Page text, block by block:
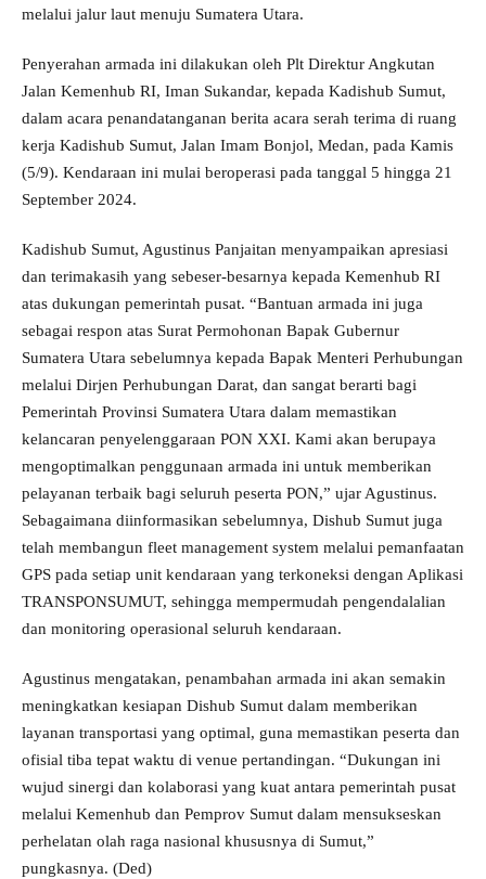
melalui jalur laut menuju Sumatera Utara.
Penyerahan armada ini dilakukan oleh Plt Direktur Angkutan
Jalan Kemenhub RI, Iman Sukandar, kepada Kadishub Sumut,
dalam acara penandatanganan berita acara serah terima di ruang
kerja Kadishub Sumut, Jalan Imam Bonjol, Medan, pada Kamis
(5/9). Kendaraan ini mulai beroperasi pada tanggal 5 hingga 21
September 2024.
Kadishub Sumut, Agustinus Panjaitan menyampaikan apresiasi
dan terimakasih yang sebeser-besarnya kepada Kemenhub RI
atas dukungan pemerintah pusat. “Bantuan armada ini juga
sebagai respon atas Surat Permohonan Bapak Gubernur
Sumatera Utara sebelumnya kepada Bapak Menteri Perhubungan
melalui Dirjen Perhubungan Darat, dan sangat berarti bagi
Pemerintah Provinsi Sumatera Utara dalam memastikan
kelancaran penyelenggaraan PON XXI. Kami akan berupaya
mengoptimalkan penggunaan armada ini untuk memberikan
pelayanan terbaik bagi seluruh peserta PON,” ujar Agustinus.
Sebagaimana diinformasikan sebelumnya, Dishub Sumut juga
telah membangun fleet management system melalui pemanfaatan
GPS pada setiap unit kendaraan yang terkoneksi dengan Aplikasi
TRANSPONSUMUT, sehingga mempermudah pengendalalian
dan monitoring operasional seluruh kendaraan.
Agustinus mengatakan, penambahan armada ini akan semakin
meningkatkan kesiapan Dishub Sumut dalam memberikan
layanan transportasi yang optimal, guna memastikan peserta dan
ofisial tiba tepat waktu di venue pertandingan. “Dukungan ini
wujud sinergi dan kolaborasi yang kuat antara pemerintah pusat
melalui Kemenhub dan Pemprov Sumut dalam mensukseskan
perhelatan olah raga nasional khususnya di Sumut,”
pungkasnya. (Ded)